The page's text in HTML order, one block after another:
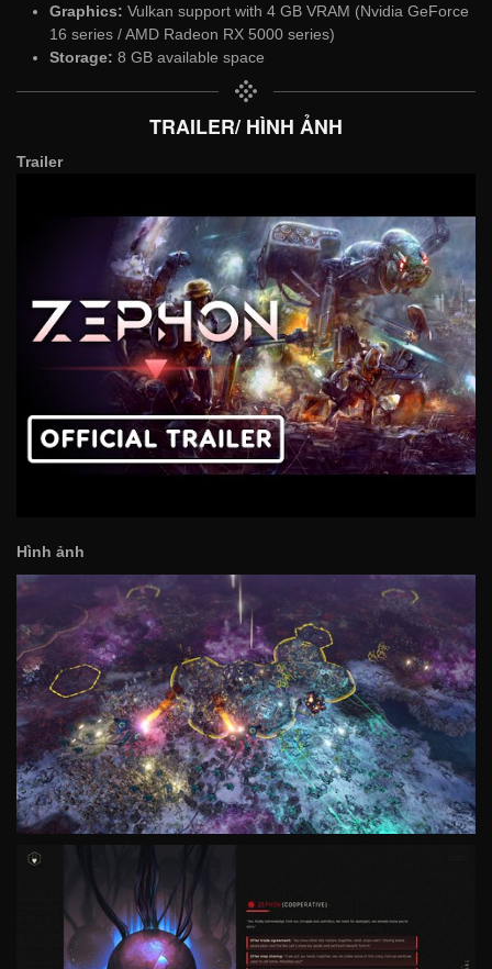
Graphics: Vulkan support with 4 GB VRAM (Nvidia GeForce
16 series / AMD Radeon RX 5000 series)
Storage: 8 GB available space
TRAILER/ HÌNH ẢNH
Trailer
Hình ảnh